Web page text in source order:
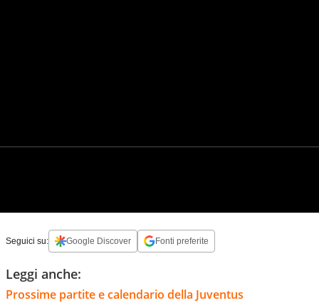
Seguici su: Google Discover Fonti preferite
Leggi anche:
Prossime partite e calendario della Juventus